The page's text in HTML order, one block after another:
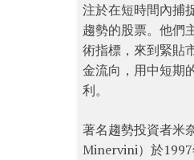
注於在短時間內捕
趨勢的股票。他們
術指標，來到緊貼
金流向，用中短期
利。
著名趨勢投資者米
Minervini）於